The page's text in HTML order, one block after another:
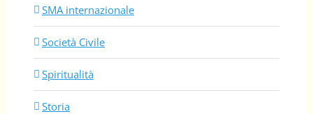
SMA internazionale
Società Civile
Spiritualità
Storia